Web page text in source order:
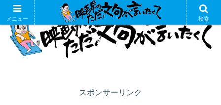
スポンサーリンク
メニュー 検索